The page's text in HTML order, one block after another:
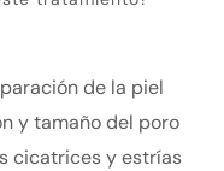
de la piel
y tamaño del poro
cicatrices y estrías